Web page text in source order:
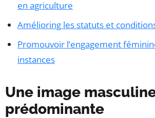
en agriculture
Amélioring les statuts et
Promouvoir l’engagement
instances
Une image
prédominante